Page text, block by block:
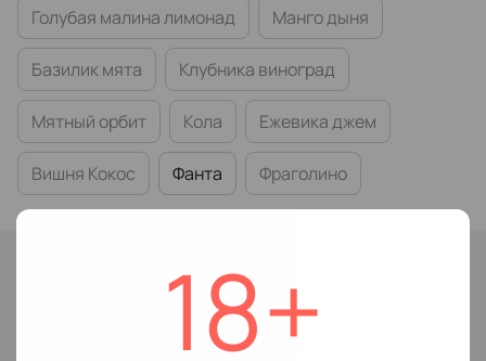
18+
Голубая малина лимонад Манго дыня
Базилик мята Клубника виноград
Мятный орбит Кола Ежевика джем
Вишня Кокос Фанта Фраголино